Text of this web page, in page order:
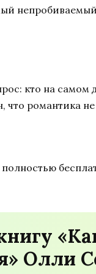
кто на
что романтика
Олли